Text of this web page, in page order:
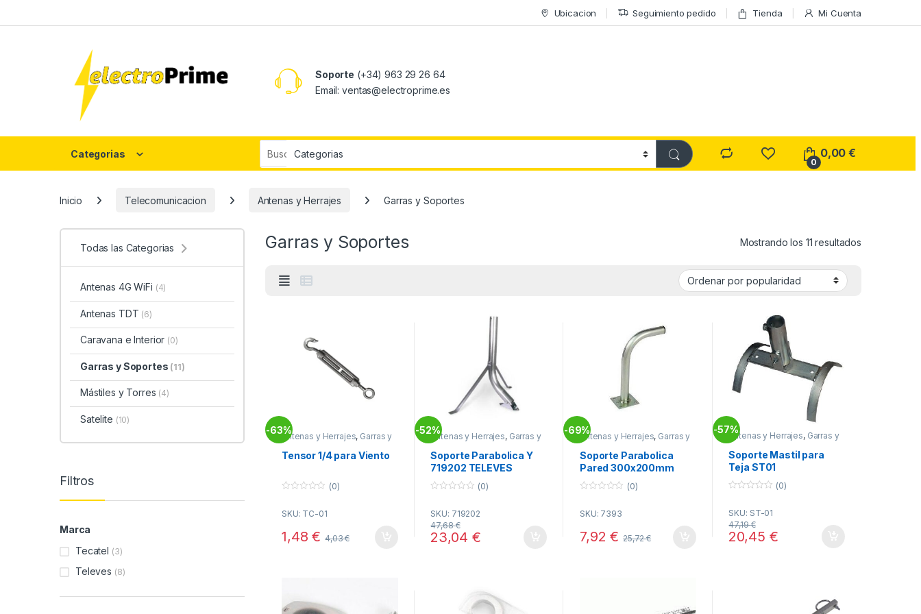
Ubicacion Seguimiento pedido Tienda Mi Cuenta
Soporte (+34) 963 29 26 64
Email: ventas@electroprime.es
Categorias
Search for:
0
0,00€
Inicio Telecomunicacion Antenas y Herrajes Garras y Soportes
Garras y Soportes Mostrando los 11 resultados
-63%
Antenas y Herrajes, Garras y
Soportes
Telecomunicacion
Tensor 1/4 para Viento
u
o
(0)
SKU: TC-01
1,48€ 4,03€
-52%
Antenas y Herrajes, Garras y
Soportes
Telecomunicacion
Soporte Parabolica Y
719202 TELEVES
u
t
o
f
(0)
SKU: 719202
23,04 €
47,68€
-69%
Antenas y Herrajes, Garras y
Soportes
Telecomunicacion
Soporte Parabolica
Pared 300x200mm
7393 TELEVES
u
o
f
(0)
SKU: 7393
7,92€ 25,72€
-57%
Antenas y Herrajes, Garras y
Soportes
Telecomunicacion
Soporte Mastil para
Teja ST01
u
t
o
f
(0)
SKU: ST-01
20,45 €
47,19€
Todas las Categorias
Antenas 4G WiFi (4)
Antenas TDT (6)
Caravana e Interior (0)
Garras y Soportes (11)
Mástiles y Torres (4)
Satelite (10)
Filtros
Marca
Tecatel (3)
Televes (8)